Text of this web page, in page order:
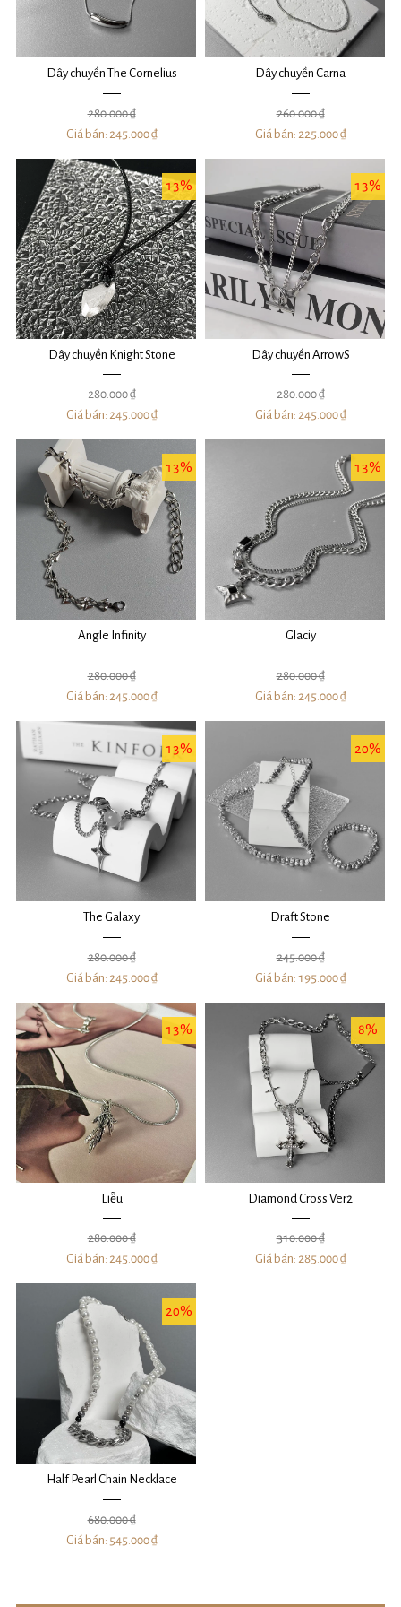
Dây chuyền The Cornelius
280.000 ₫
Giá bán: 245.000 ₫
Dây chuyền Carna
260.000 ₫
Giá bán: 225.000 ₫
13%
Dây chuyền Knight Stone
280.000 ₫
Giá bán: 245.000 ₫
13%
Dây chuyền ArrowS
280.000 ₫
Giá bán: 245.000 ₫
13%
Angle Infinity
280.000 ₫
Giá bán: 245.000 ₫
13%
Glaciy
280.000 ₫
Giá bán: 245.000 ₫
13%
The Galaxy
280.000 ₫
Giá bán: 245.000 ₫
20%
Draft Stone
245.000 ₫
Giá bán: 195.000 ₫
13%
Liễu
280.000 ₫
Giá bán: 245.000 ₫
8%
Diamond Cross Ver2
310.000 ₫
Giá bán: 285.000 ₫
20%
Half Pearl Chain Necklace
680.000 ₫
Giá bán: 545.000 ₫